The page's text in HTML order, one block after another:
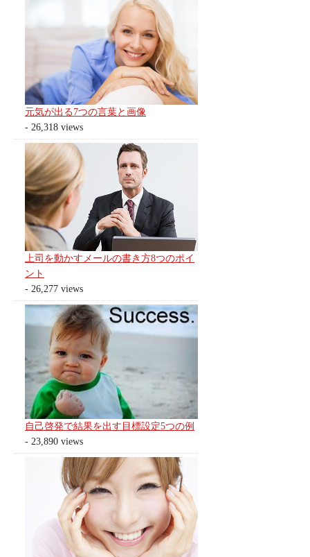
元気が出る7つの言葉と画像
- 26,318 views
上司を動かすメールの書き方8つのポイ
ント
- 26,277 views
自己啓発で結果を出す目標設定5つの例
- 23,890 views